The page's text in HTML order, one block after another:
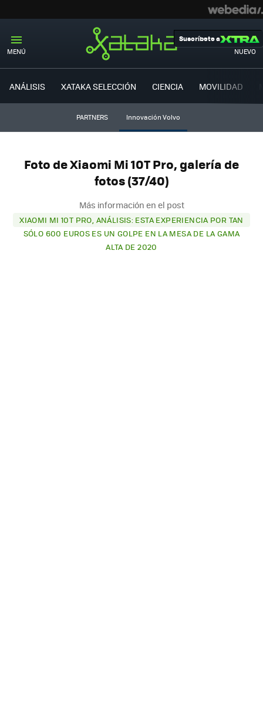
MENÚ NUEVO
Suscríbete a
ANÁLISIS XATAKA SELECCIÓN CIENCIA MOVILIDAD
PARTNERS Innovación Volvo
Foto de Xiaomi Mi 10T Pro, galería de
fotos (37/40)
Más información en el post
XIAOMI MI 10T PRO, ANÁLISIS: ESTA EXPERIENCIA POR TAN
SÓLO 600 EUROS ES UN GOLPE EN LA MESA DE LA GAMA
ALTA DE 2020